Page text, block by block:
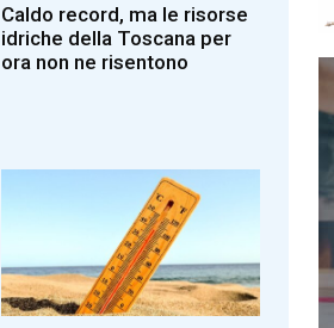
Caldo record, ma le risorse
idriche della Toscana per
ora non ne risentono